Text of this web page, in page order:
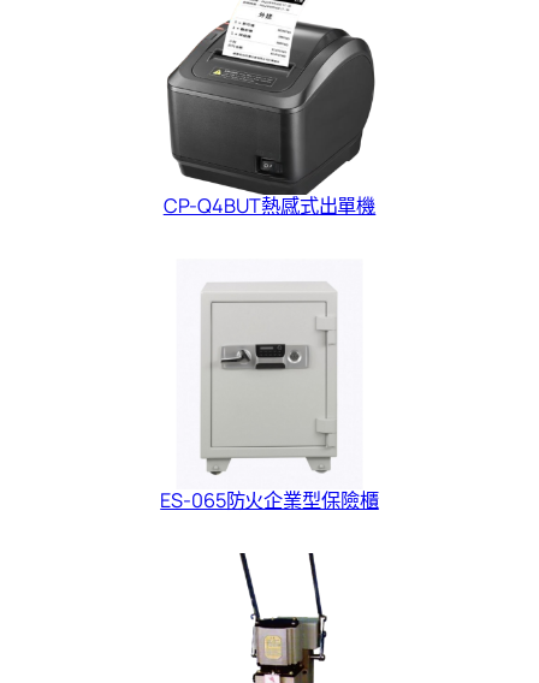
CP-Q4BUT熱感式出單機
ES-065防火企業型保險櫃